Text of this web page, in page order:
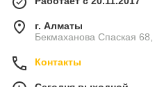
г. Алматы
Бекмаханова Спаская
Контакты